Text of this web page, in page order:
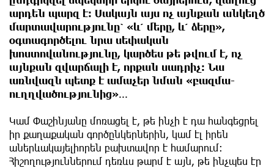
արդեն պարզ է։ Սակայն այս ոչ այնքան անկեղծ
մարտավարությունը՝ «և՛ մերը, և՛ ձերը»,
օգտագործելու նրա սեփական
խոստովանությունը, կարծես թե թվում է, ոչ
այնքան զվարճալի է, որքան սադրիչ։ Նա
առնվազն պետք է ամաչեր նման «բազմա-
ուղղվածությունից»...
Կամ Փաշինյանը մոռացել է, թե ինչի է դա հանգեցրել
իր քաղաքական գործընկերներին, կամ էլ իրեն
աներևակայելիորեն բախտավոր է համարում։
Հիշողություններում դեռևս թարմ է այն, թե ինչպես էր